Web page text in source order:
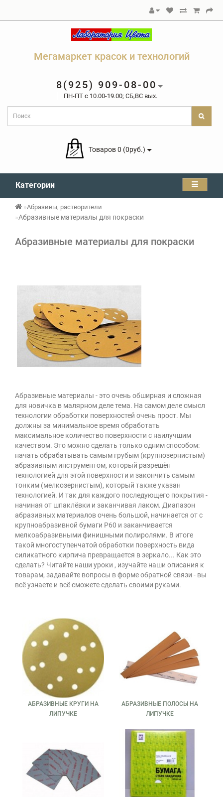
Мегамаркет красок и технологий
8(925) 909-08-00
ПН-ПТ c 10.00-19.00; СБ,ВС вых.
Товаров 0 (0руб.)
Категории
Абразивы, растворители
Абразивные материалы для покраски
Абразивные материалы для покраски
Абразивные материалы - это очень обширная и сложная
для новичка в малярном деле тема. На самом деле смысл
технологии обработки поверхностей очень прост. Мы
должны за минимальное время обработать
максимальное количество поверхности с наилучшим
качеством. Это можно сделать только одним способом:
начать обрабатывать самым грубым (крупнозернистым)
абразивным инструментом, который разрешён
технологией для этой поверхности и закончить самым
тонким (мелкозернистым), который также указан
технологией. И так для каждого последующего покрытия -
начиная от шпаклёвки и заканчивая лаком. Диапазон
абразивных материалов очень большой, начинается от с
крупноабразивной бумаги Р60 и заканчивается
мелкоабразивными финишными полиролями. В итоге
такой многоступенчатой обработки поверхность вида
силикатного кирпича превращается в зеркало... Как это
сделать? Читайте наши уроки , изучайте наши описания к
товарам, задавайте вопросы в форме обратной связи - вы
всё узнаете и всё сможете сделать своими руками.
АБРАЗИВНЫЕ КРУГИ НА
ЛИПУЧКЕ
АБРАЗИВНЫЕ ПОЛОСЫ НА
ЛИПУЧКЕ